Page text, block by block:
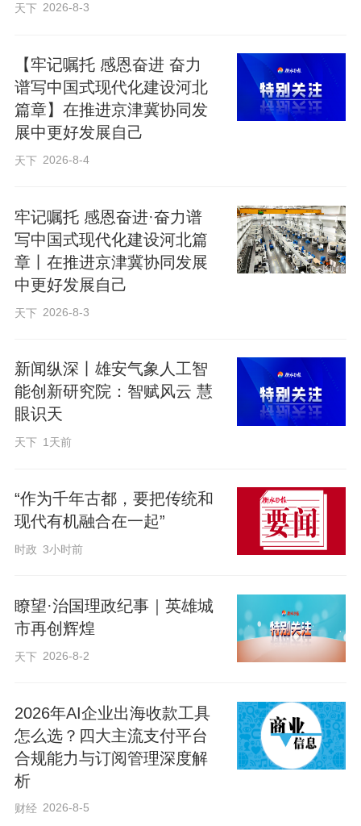
展会期间，雄安新区企业凭借优质的特色
产品，吸引了大量国际客商驻足洽谈。参
展产品覆盖家用纺织品、家居用品、男女
装、地毯及挂毯、新材料及化工产品、电
个展区，从传统纺织服装到前沿的新材
料、智能家居，品类丰富、亮点纷呈。雄
安企业正通过这一窗口，将“未来之城”的制
了强劲动能。
天下 2026-8-3
【牢记嘱托 感恩奋进 奋力
谱写中国式现代化建设河北
篇章】在推进京津冀协同发
展中更好发展自己
天下 2026-8-4
牢记嘱托 感恩奋进·奋力谱
写中国式现代化建设河北篇
章丨在推进京津冀协同发展
中更好发展自己
天下 2026-8-3
新闻纵深丨雄安气象人工智
能创新研究院：智赋风云 慧
眼识天
天下 1天前
“作为千年古都，要把传统和
现代有机融合在一起”
时政 3小时前
瞭望·治国理政纪事｜英雄城
市再创辉煌
天下 2026-8-2
2026年AI企业出海收款工具
怎么选？四大主流支付平台
合规能力与订阅管理深度解
析
财经 2026-8-5